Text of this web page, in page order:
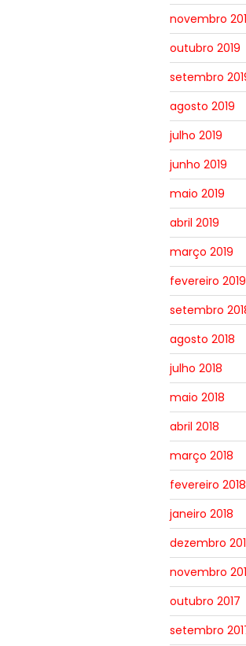
novembro
outubro 2019
setembro
agosto 2019
julho 2019
junho 2019
maio 2019
abril 2019
março 2019
fevereiro 2019
setembro
agosto 2018
julho 2018
maio 2018
abril 2018
março 2018
fevereiro 2018
janeiro 2018
dezembro
novembro
outubro 2017
setembro